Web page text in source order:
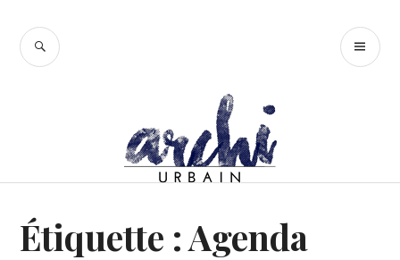
contenu
RECHERCHE
Étiquette :Agenda